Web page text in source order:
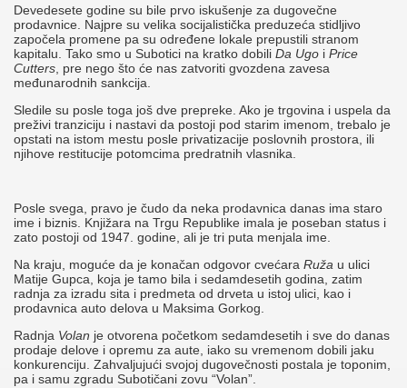
Devedesete godine su bile prvo iskušenje za dugovečne
prodavnice. Najpre su velika socijalistička preduzeća stidljivo
započela promene pa su određene lokale prepustili stranom
kapitalu. Tako smo u Subotici na kratko dobili Da Ugo i Price
Cutters, pre nego što će nas zatvoriti gvozdena zavesa
međunarodnih sankcija.
Sledile su posle toga još dve prepreke. Ako je trgovina i uspela da
preživi tranziciju i nastavi da postoji pod starim imenom, trebalo je
opstati na istom mestu posle privatizacije poslovnih prostora, ili
njihove restitucije potomcima predratnih vlasnika.
Posle svega, pravo je čudo da neka prodavnica danas ima staro
ime i biznis. Knjižara na Trgu Republike imala je poseban status i
zato postoji od 1947. godine, ali je tri puta menjala ime.
Na kraju, moguće da je konačan odgovor cvećara Ruža u ulici
Matije Gupca, koja je tamo bila i sedamdesetih godina, zatim
radnja za izradu sita i predmeta od drveta u istoj ulici, kao i
prodavnica auto delova u Maksima Gorkog.
Radnja Volan je otvorena početkom sedamdesetih i sve do danas
prodaje delove i opremu za aute, iako su vremenom dobili jaku
konkurenciju. Zahvaljujući svojoj dugovečnosti postala je toponim,
pa i samu zgradu Subotičani zovu “Volan”.